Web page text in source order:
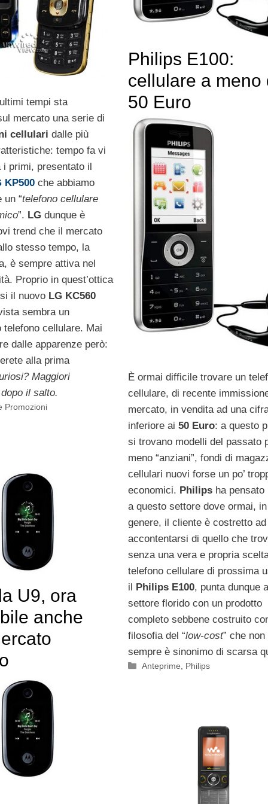
tempi sta
mercato una serie di
cellulari dalle più
tempo fa vi
i primi, presentato il
KP500che abbiamo
un “telefono cellulare
”. LGdunque è
trend che il mercato
stesso tempo, la
è sempre attiva nel
Proprio in quest’ottica
il nuovo LG KC560
sembra un
telefono cellulare. Mai
dalle apparenze però:
alla prima
Maggiori
il salto.
Promozioni
Philips E100:
cellulare a meno
50 Euro
È ormai difficile trovare un
cellulare, di recente
mercato, in vendita ad una
inferiore ai 50 Euro: a questo
si trovano modelli del passato
meno “anziani”, fondi di
cellulari nuovi forse un po’
economici. Philipsha pensato
a questo settore dove ormai, in
genere, il cliente è costretto ad
accontentarsi di quello che
senza una vera e propria
telefono cellulare di prossima
il Philips E100, punta dunque
settore florido con un prodotto
completo sebbene costruito
filosofia del “low-cost” che non
sempre è sinonimo di scarsa
Categorie
Anteprime Philips
U9, ora
anche